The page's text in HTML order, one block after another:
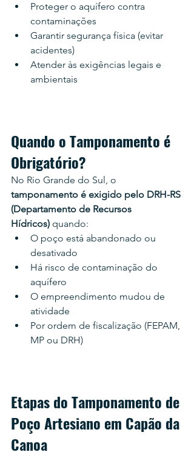
Proteger o aquífero contra
contaminações
Garantir segurança física (evitar
acidentes)
Atender às exigências legais e
ambientais
Quando o Tamponamento é
Obrigatório?
No Rio Grande do Sul, o
tamponamento é exigido pelo DRH-RS
(Departamento de Recursos
Hídricos) quando:
O poço está abandonado ou
desativado
Há risco de contaminação do
aquífero
O empreendimento mudou de
atividade
Por ordem de fiscalização (FEPAM,
MP ou DRH)
Etapas do Tamponamento de
Poço Artesiano em Capão da
Canoa